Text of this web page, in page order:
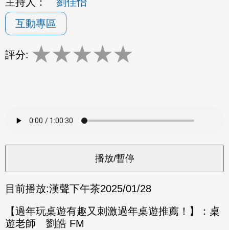
互動專區
評分: ★★★★★
目前播放:漢聲下午茶2025/01/28
【過年玩桌遊有趣又刺激過年桌遊推薦！】：桌
遊老師 劉皓 FM